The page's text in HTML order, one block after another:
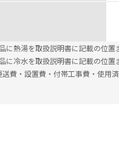
湯を取扱説明書に記載の位置
冷水を取扱説明書に記載の位
費・設置費・付帯工事費・使用